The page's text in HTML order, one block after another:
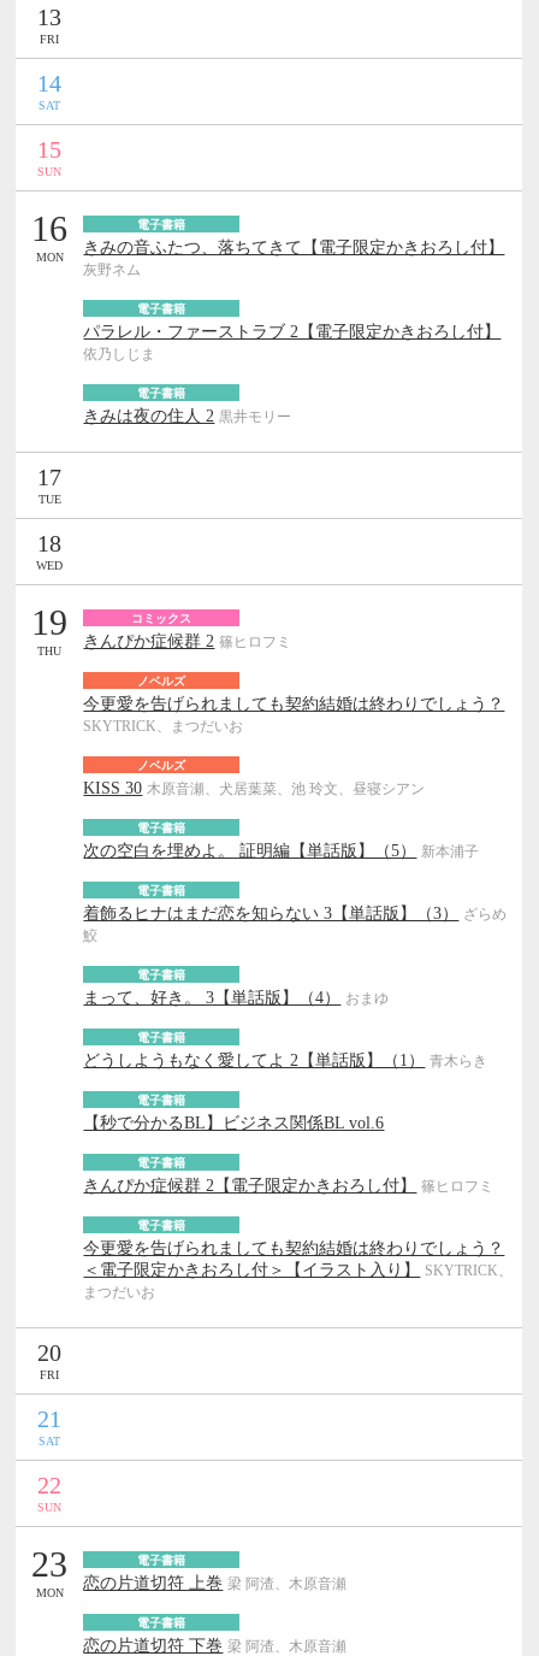
13
FRI
14
SAT
15
SUN
16
MON
電子書籍
きみの音ふたつ、落ちてきて【電子限定かきおろし付】
灰野ネム
電子書籍
パラレル・ファーストラブ 2【電子限定かきおろし付】
依乃しじま
電子書籍
きみは夜の住人 2 黒井モリー
17
TUE
18
WED
19
THU
コミックス
きんぴか症候群 2 篠ヒロフミ
ノベルズ
今更愛を告げられましても契約結婚は終わりでしょう？
SKYTRICK、まつだいお
ノベルズ
KISS 30 木原音瀬、犬居葉菜、池 玲文、昼寝シアン
電子書籍
次の空白を埋めよ。 証明編【単話版】（5） 新本浦子
電子書籍
着飾るヒナはまだ恋を知らない 3【単話版】（3）
ざらめ
鮫
電子書籍
まって、好き。 3【単話版】（4） おまゆ
電子書籍
どうしようもなく愛してよ 2【単話版】（1） 青木らき
電子書籍
【秒で分かるBL】ビジネス関係BL vol.6
電子書籍
きんぴか症候群 2【電子限定かきおろし付】 篠ヒロフミ
電子書籍
今更愛を告げられましても契約結婚は終わりでしょう？
＜電子限定かきおろし付＞【イラスト入り】
SKYTRICK、
まつだいお
20
FRI
21
SAT
22
SUN
23
MON
電子書籍
恋の片道切符 上巻 梁 阿渣、木原音瀬
電子書籍
恋の片道切符 下巻 梁 阿渣、木原音瀬